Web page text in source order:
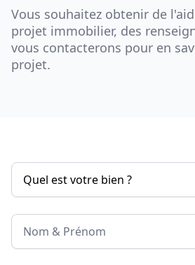
Vous souhaitez obtenir de
projet immobilier, des
vous contacterons pour en
projet.
Nom & Prénom